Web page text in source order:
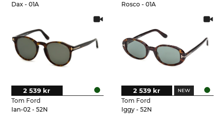
Dax - 01A
Rosco - 01A
Tom Ford
Ian-02 - 52N
2 539 kr
Tom Ford
Iggy - 52N
2 539 kr